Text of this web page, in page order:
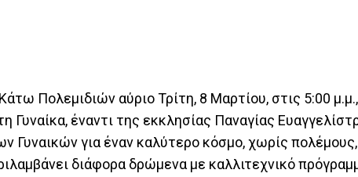
Πολεμιδιών αύριο Τρίτη, 8 Μαρτίου, στις 5:00
έναντι της εκκλησίας Παναγίας
Γυναικών για έναν καλύτερο κόσμο, χωρίς
διάφορα δρώμενα με καλλιτεχνικό